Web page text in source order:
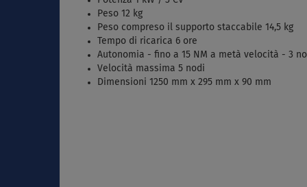
Peso 12 kg
Peso compreso il supporto staccabile 14,5 kg
Tempo di ricarica 6 ore
Autonomia - fino a 15 NM a metà velocità - 3
Velocità massima 5 nodi
Dimensioni 1250 mm x 295 mm x 90 mm